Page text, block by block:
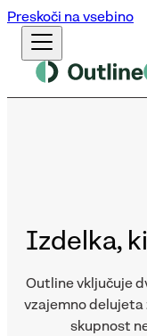
Preskoči na vsebino
Izdelka,
Outline vključuje
vzajemno delujeta
skupnost